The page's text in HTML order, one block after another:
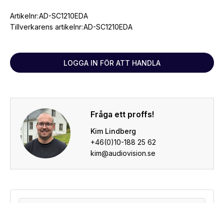
Artikelnr:AD-SC1210EDA
Tillverkarens artikelnr:AD-SC1210EDA
LOGGA IN FÖR ATT HANDLA
Fråga ett proffs!
Kim Lindberg
+46(0)10-188 25 62
kim@audiovision.se